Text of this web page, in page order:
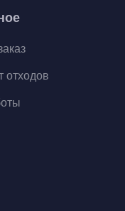
отходов